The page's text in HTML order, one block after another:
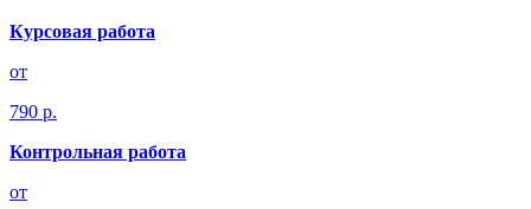
Курсовая работа
от
790 р.
Контрольная работа
от